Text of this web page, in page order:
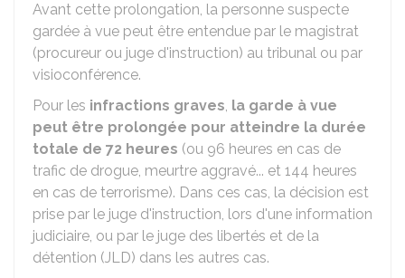
Avant cette prolongation, la personne suspecte
gardée à vue peut être entendue par le magistrat
(procureur ou juge d'instruction) au tribunal ou par
visioconférence.
Pour les infractions graves, la garde à vue
peut être prolongée pour atteindre la durée
totale de 72 heures (ou 96 heures en cas de
trafic de drogue, meurtre aggravé... et 144 heures
en cas de terrorisme). Dans ces cas, la décision est
prise par le juge d'instruction, lors d'une information
judiciaire, ou par le juge des libertés et de la
détention (JLD) dans les autres cas.